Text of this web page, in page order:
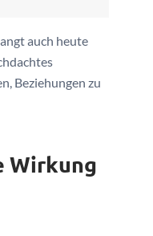
auch heute
Beziehungen zu
Wirkung